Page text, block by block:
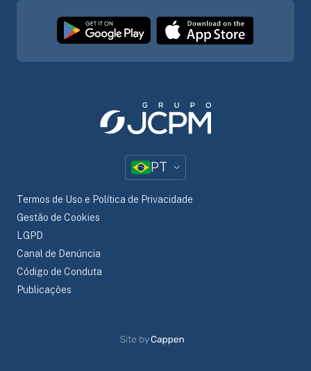
PT
Termos de Uso e Política de Privacidade
Gestão de Cookies
LGPD
Canal de Denúncia
Código de Conduta
Publicações